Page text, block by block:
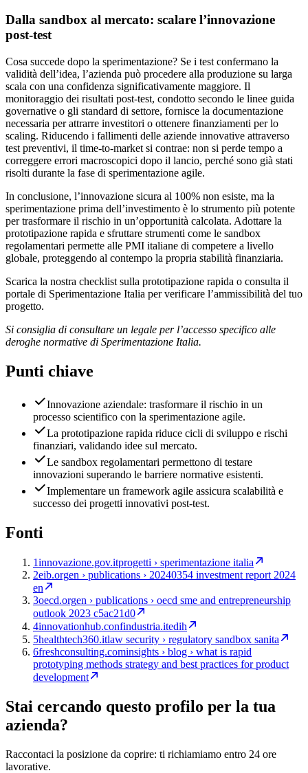
Dalla sandbox al mercato: scalare l’innovazione
post-test
Cosa succede dopo la sperimentazione? Se i test confermano la
validità dell’idea, l’azienda può procedere alla produzione su larga
scala con una confidenza significativamente maggiore. Il
monitoraggio dei risultati post-test, condotto secondo le linee guida
governative o gli standard di settore, fornisce la documentazione
necessaria per attrarre investitori o ottenere finanziamenti per lo
scaling. Riducendo i fallimenti delle aziende innovative attraverso
test preventivi, il time-to-market si contrae: non si perde tempo a
correggere errori macroscopici dopo il lancio, perché sono già stati
risolti durante la fase di sperimentazione agile.
In conclusione, l’innovazione sicura al 100% non esiste, ma la
sperimentazione prima dell’investimento è lo strumento più potente
per trasformare il rischio in un’opportunità calcolata. Adottare la
prototipazione rapida e sfruttare strumenti come le sandbox
regolamentari permette alle PMI italiane di competere a livello
globale, proteggendo al contempo la propria stabilità finanziaria.
Scarica la nostra checklist sulla prototipazione rapida o consulta il
portale di Sperimentazione Italia per verificare l’ammissibilità del tuo
progetto.
Si consiglia di consultare un legale per l’accesso specifico alle
deroghe normative di Sperimentazione Italia.
Punti chiave
Innovazione aziendale: trasformare il rischio in un
processo scientifico con la sperimentazione agile.
La prototipazione rapida riduce cicli di sviluppo e rischi
finanziari, validando idee sul mercato.
Le sandbox regolamentari permettono di testare
innovazioni superando le barriere normative esistenti.
Implementare un framework agile assicura scalabilità e
successo dei progetti innovativi post-test.
Fonti
1innovazione.gov.itprogetti › sperimentazione italia
2eib.orgen › publications › 20240354 investment report 2024
en
3oecd.orgen › publications › oecd sme and entrepreneurship
outlook 2023 c5ac21d0
4innovationhub.confindustria.itedih
5healthtech360.itlaw security › regulatory sandbox sanita
6freshconsulting.cominsights › blog › what is rapid
prototyping methods strategy and best practices for product
development
Stai cercando questo profilo per la tua
azienda?
Raccontaci la posizione da coprire: ti richiamiamo entro 24 ore
lavorative.